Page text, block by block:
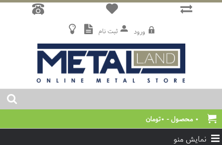
ثبت نام ورود
0 محصول - 0تومان
نمایش منو